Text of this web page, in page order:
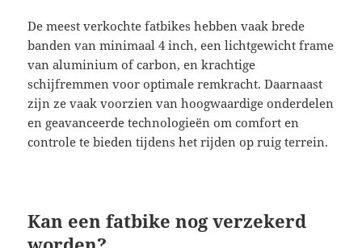
De meest verkochte fatbikes hebben vaak brede
banden van minimaal 4 inch, een lichtgewicht frame
van aluminium of carbon, en krachtige
schijfremmen voor optimale remkracht. Daarnaast
zijn ze vaak voorzien van hoogwaardige onderdelen
en geavanceerde technologieën om comfort en
controle te bieden tijdens het rijden op ruig terrein.
Kan een fatbike nog verzekerd